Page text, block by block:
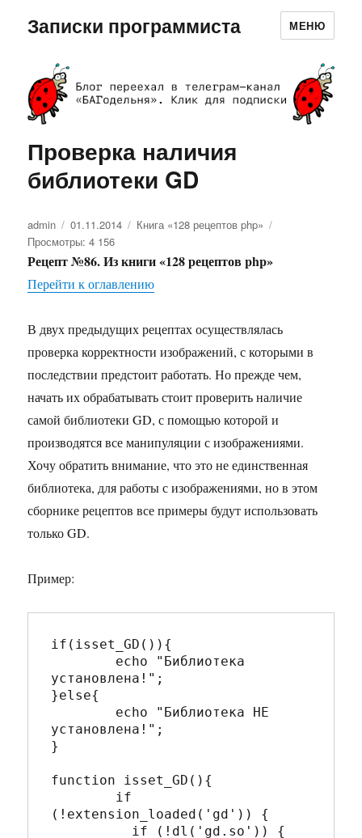
Записки программиста МЕНЮ
Проверка наличия
библиотеки GD
Автор
admin Опубликовано
01.11.2014 Рубрики
Книга «128 рецептов php»
Просмотры: 4 156
Рецепт №86. Из книги «128 рецептов php»
Перейти к оглавлению
В двух предыдущих рецептах осуществлялась
проверка корректности изображений, с которыми в
последствии предстоит работать. Но прежде чем,
начать их обрабатывать стоит проверить наличие
самой библиотеки GD, с помощью которой и
производятся все манипуляции с изображениями.
Хочу обратить внимание, что это не единственная
библиотека, для работы с изображениями, но в этом
сборнике рецептов все примеры будут использовать
только GD.
Пример:
if(isset_GD()){
установлена!";
}else{
установлена!";
}
function isset_GD(){
(!extension_loaded('gd')) {